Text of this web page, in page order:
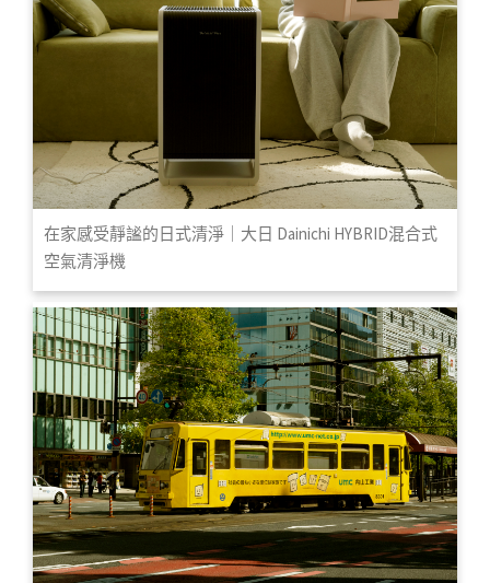
在家感受靜謐的日式清淨｜大日 Dainichi HYBRID混合式
空氣清淨機